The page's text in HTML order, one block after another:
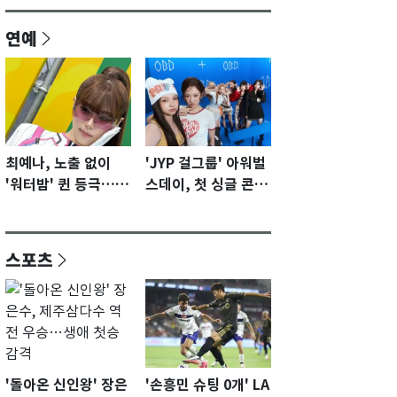
연예
최예나, 노출 없이
'워터밤' 퀸 등극…전
격 [N샷]
'JYP 걸그룹' 아워벌
스데이, 첫 싱글 콘셉
키치
스포츠
'돌아온 신인왕' 장은 '손흥민 슈팅 0개' LA